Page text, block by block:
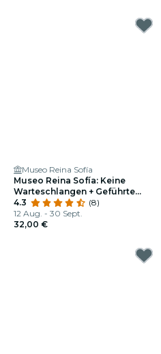
Museo Reina Sofía
Museo Reina Sofía: Keine
Warteschlangen + Geführte
Besichtigung
4.3
(8)
12 Aug. - 30 Sept.
32,00 €